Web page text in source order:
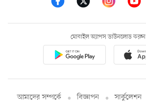
মোবাইল অ্যাপস ডাউনলোড করুন
আমাদের সম্পর্কে বিজ্ঞাপন সার্কুলেশন